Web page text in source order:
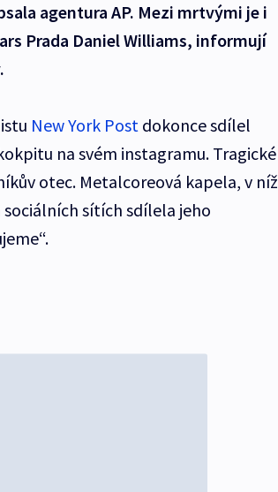
agentura AP. Mezi mrtvými je i
Prada Daniel Williams, informují
New York Postdokonce sdílel
na svém instagramu. Tragické
otec. Metalcoreová kapela, v níž
sítích sdílela jeho